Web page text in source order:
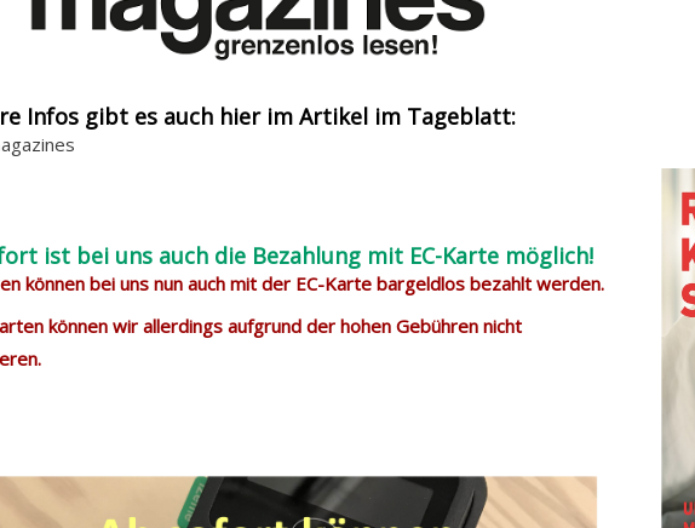
Infos gibt es auch hier im Artikel im Tageblatt:
ist bei uns auch die Bezahlung mit EC-Karte möglich!
können bei uns nun auch mit der EC-Karte bargeldlos bezahlt werden.
können wir allerdings aufgrund der hohen Gebühren nicht